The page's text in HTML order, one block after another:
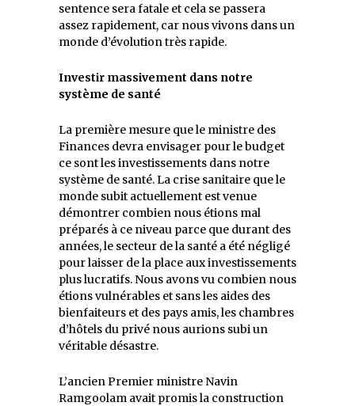
sentence sera fatale et cela se passera
assez rapidement, car nous vivons dans un
monde d’évolution très rapide.
Investir massivement dans notre
système de santé
La première mesure que le ministre des
Finances devra envisager pour le budget
ce sont les investissements dans notre
système de santé. La crise sanitaire que le
monde subit actuellement est venue
démontrer combien nous étions mal
préparés à ce niveau parce que durant des
années, le secteur de la santé a été négligé
pour laisser de la place aux investissements
plus lucratifs. Nous avons vu combien nous
étions vulnérables et sans les aides des
bienfaiteurs et des pays amis, les chambres
d’hôtels du privé nous aurions subi un
véritable désastre.
L’ancien Premier ministre Navin
Ramgoolam avait promis la construction